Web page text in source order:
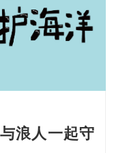
浪人一起守